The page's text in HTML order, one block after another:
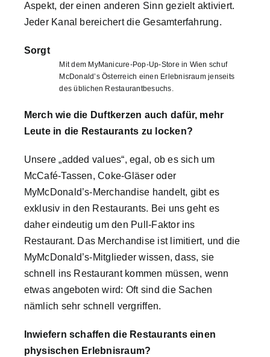
Aspekt, der einen anderen Sinn gezielt aktiviert.
Jeder Kanal bereichert die Gesamterfahrung.
Mit dem MyManicure-Pop-Up-Store in Wien schuf
McDonald’s Österreich einen Erlebnisraum jenseits
des üblichen Restaurantbesuchs.
Sorgt
Merch wie die Duftkerzen auch dafür, mehr
Leute in die Restaurants zu locken?
Unsere „added values“, egal, ob es sich um
McCafé-Tassen, Coke-Gläser oder
MyMcDonald’s-Merchandise handelt, gibt es
exklusiv in den Restaurants. Bei uns geht es
daher eindeutig um den Pull-Faktor ins
Restaurant. Das Merchandise ist limitiert, und die
MyMcDonald’s-Mitglieder wissen, dass, sie
schnell ins Restaurant kommen müssen, wenn
etwas angeboten wird: Oft sind die Sachen
nämlich sehr schnell vergriffen.
Inwiefern schaffen die Restaurants einen
physischen Erlebnisraum?